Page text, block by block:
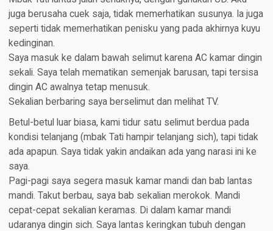
juga berusaha cuek saja, tidak memerhatikan susunya. Ia juga
seperti tidak memerhatikan penisku yang pada akhirnya kuyu
kedinginan.
Saya masuk ke dalam bawah selimut karena AC kamar dingin
sekali. Saya telah mematikan semenjak barusan, tapi tersisa
dingin AC awalnya tetap menusuk.
Sekalian berbaring saya berselimut dan melihat TV.
Betul-betul luar biasa, kami tidur satu selimut berdua pada
kondisi telanjang (mbak Tati hampir telanjang sich), tapi tidak
ada apapun. Saya tidak yakin andaikan ada yang narasi ini ke
saya.
Pagi-pagi saya segera masuk kamar mandi dan bab lantas
mandi. Takut berbau, saya bab sekalian merokok. Mandi
cepat-cepat sekalian keramas. Di dalam kamar mandi
udaranya dingin sich. Saya lantas keringkan tubuh dengan